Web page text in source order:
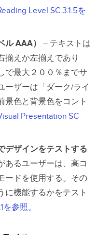
Level SC 3.1.5を
AAA）
– テキストは
揃えか左揃えであり
で最大２００％までサ
ーザーは「ダーク/ライ
景色と背景色をコント
Presentation SC
デザインをテストする
あるユーザーは、高コ
ードを使用する。その
に機能するかをテスト
を参照。